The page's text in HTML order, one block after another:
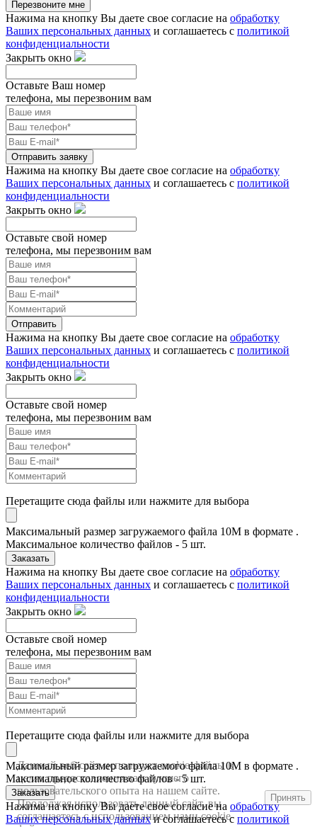
Перезвоните мне
Нажима на кнопку Вы даете свое согласие на обработку
Ваших персональных данных и соглашаетесь с политикой
конфиденциальности
Закрыть окно
Оставьте Ваш номер
телефона, мы перезвоним вам
Отправить заявку
Нажима на кнопку Вы даете свое согласие на обработку
Ваших персональных данных и соглашаетесь с политикой
конфиденциальности
Закрыть окно
Оставьте свой номер
телефона, мы перезвоним вам
Отправить
Нажима на кнопку Вы даете свое согласие на обработку
Ваших персональных данных и соглашаетесь с политикой
конфиденциальности
Закрыть окно
Оставьте свой номер
телефона, мы перезвоним вам
Перетащите сюда файлы или нажмите для выбора
Максимальный размер загружаемого файла 10M в формате .
Максимальное количество файлов - 5 шт.
Заказать
Нажима на кнопку Вы даете свое согласие на обработку
Ваших персональных данных и соглашаетесь с политикой
конфиденциальности
Закрыть окно
Оставьте свой номер
телефона, мы перезвоним вам
Перетащите сюда файлы или нажмите для выбора
Максимальный размер загружаемого файла 10M в формате .
Максимальное количество файлов - 5 шт.
Заказать
Нажима на кнопку Вы даете свое согласие на обработку
Ваших персональных данныхи соглашаетесь с политикой
Данный веб-сайт использует cookie-файлы в
целях предоставления вам лучшего
пользовательского опыта на нашем сайте.
Продолжая использовать данный сайт, вы
соглашаетесь с использованием нами cookie-
Принять